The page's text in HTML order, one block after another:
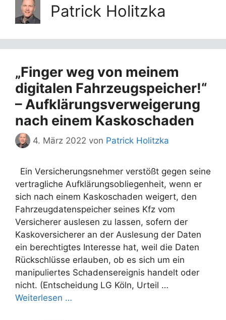
Patrick Holitzka
„Finger weg von meinem
digitalen Fahrzeugspeicher!“
– Aufklärungsverweigerung
nach einem Kaskoschaden
4. März 2022 von Patrick Holitzka
Ein Versicherungsnehmer verstößt gegen seine
vertragliche Aufklärungsobliegenheit, wenn er
sich nach einem Kaskoschaden weigert, den
Fahrzeugdatenspeicher seines Kfz vom
Versicherer auslesen zu lassen, sofern der
Kaskoversicherer an der Auslesung der Daten
ein berechtigtes Interesse hat, weil die Daten
Rückschlüsse erlauben, ob es sich um ein
manipuliertes Schadensereignis handelt oder
nicht. (Entscheidung LG Köln, Urteil …
Weiterlesen …